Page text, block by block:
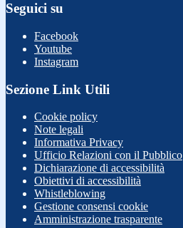
Seguici su
Facebook
Youtube
Instagram
Sezione Link Utili
Cookie policy
Note legali
Informativa Privacy
Ufficio Relazioni con il Pubblico
Dichiarazione di accessibilità
Obiettivi di accessibilità
Whistleblowing
Gestione consensi cookie
Amministrazione trasparente